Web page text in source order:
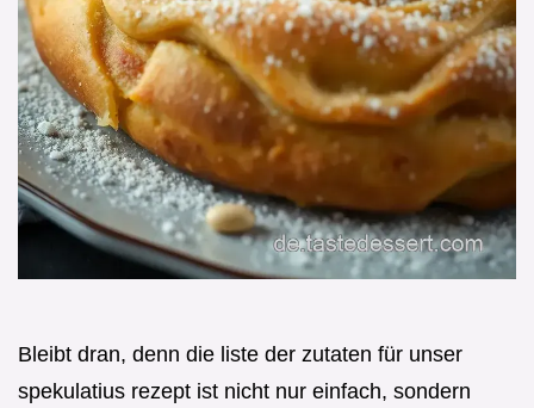
Bleibt dran, denn die liste der zutaten für unser
spekulatius rezept ist nicht nur einfach, sondern